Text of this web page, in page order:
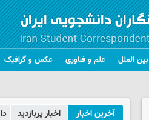
بین الملل علم و فناوری عکس و گرافیک
آخرین اخبار اخبار پربازدید